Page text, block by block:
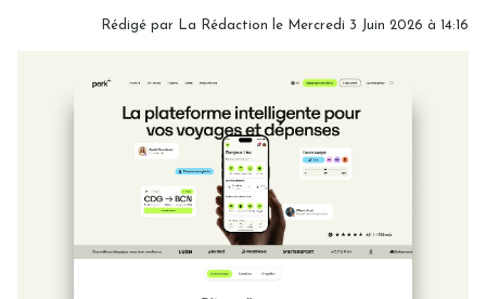
Rédigé par La Rédaction le Mercredi 3 Juin 2026 à 14:16